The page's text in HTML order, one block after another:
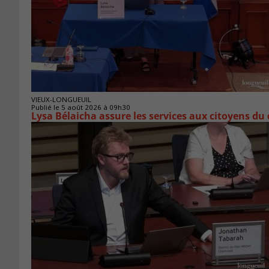
VIEUX-LONGUEUIL
Publié le 5 août 2026 à 09h30
Lysa Bélaicha assure les services aux citoyens